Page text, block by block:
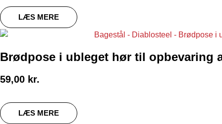
LÆS MERE
Brødpose i ubleget hør til opbevaring
59,00 kr.
LÆS MERE